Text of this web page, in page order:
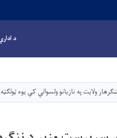
د
ولایت په نازیانو ولسوالي کې یوه